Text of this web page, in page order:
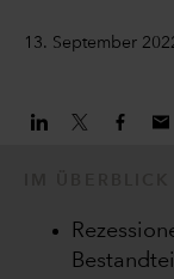
13. September